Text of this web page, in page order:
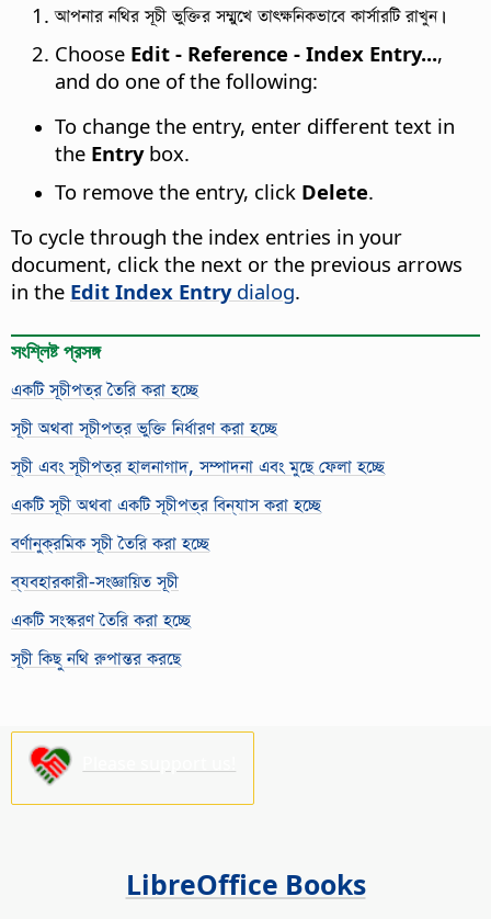
আপনার নথির সূচী ভুক্তির সম্মুখে তাৎক্ষনিকভাবে কার্সারটি রাখুন।
Choose Edit - Reference - Index Entry...,
and do one of the following:
To change the entry, enter different text in
the Entrybox.
To remove the entry, click Delete.
To cycle through the index entries in your
document, click the next or the previous arrows
in the Edit Index Entrydialog.
সংশ্লিষ্ট প্রসঙ্গ
একটি সূচীপত্র তৈরি করা হচ্ছে
সূচী অথবা সূচীপত্র ভুক্তি নির্ধারণ করা হচ্ছে
সূচী এবং সূচীপত্র হালনাগাদ, সম্পাদনা এবং মুছে ফেলা হচ্ছে
একটি সূচী অথবা একটি সূচীপত্র বিন্যাস করা হচ্ছে
বর্ণানুক্রমিক সূচী তৈরি করা হচ্ছে
ব্যবহারকারী-সংজ্ঞায়িত সূচী
একটি সংস্করণ তৈরি করা হচ্ছে
সূচী কিছু নথি রুপান্তর করছে
LibreOffice Books